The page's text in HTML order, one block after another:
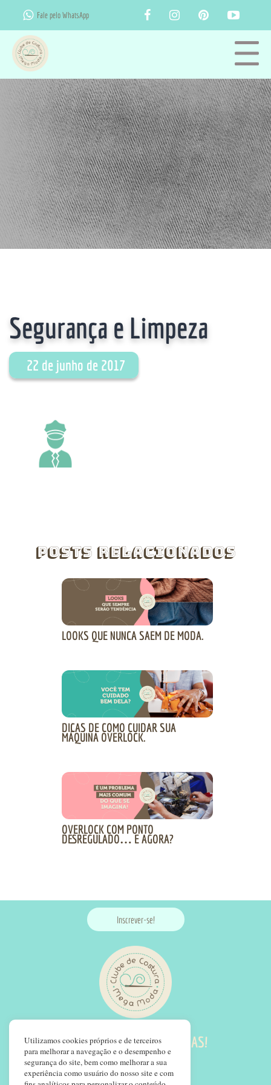
Fale pelo WhatsApp
Segurança e Limpeza
22 de junho de 2017
Posts Relacionados
LOOKS QUE NUNCA SAEM DE MODA.
DICAS DE COMO CUIDAR SUA
MÁQUINA OVERLOCK.
OVERLOCK COM PONTO
DESREGULADO… E AGORA?
Inscrever-se!
SIGA NOSSAS REDES SOCIAS!
Utilizamos cookies próprios e de terceiros
para melhorar a navegação e o desempenho e
segurança do site, bem como melhorar a sua
experiência como usuário do nosso site e com